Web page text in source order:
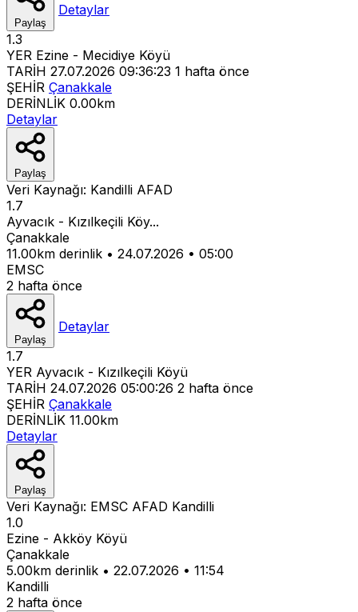
Paylaş
Detaylar
1.3
YER Ezine - Mecidiye Köyü
TARİH 27.07.2026 09:36:23 1 hafta önce
ŞEHİR Çanakkale
DERİNLİK 0.00km
Detaylar
Paylaş
Veri Kaynağı: Kandilli AFAD
1.7
Ayvacık - Kızılkeçili Köy...
Çanakkale
11.00km derinlik • 24.07.2026 • 05:00
EMSC
2 hafta önce
Paylaş
Detaylar
1.7
YER Ayvacık - Kızılkeçili Köyü
TARİH 24.07.2026 05:00:26 2 hafta önce
ŞEHİR Çanakkale
DERİNLİK 11.00km
Detaylar
Paylaş
Veri Kaynağı: EMSC AFAD Kandilli
1.0
Ezine - Akköy Köyü
Çanakkale
5.00km derinlik • 22.07.2026 • 11:54
Kandilli
2 hafta önce